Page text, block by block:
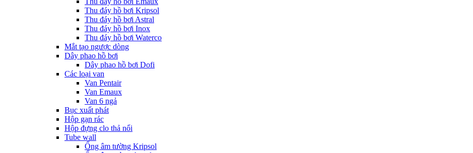
Thu đáy hồ bơi Kripsol
Thu đáy hồ bơi Astral
Thu đáy hồ bơi Inox
Thu đáy hồ bơi Waterco
Mắt tạo ngược dòng
Dây phao hồ bơi
Dây phao hồ bơi Dofi
Các loại van
Van Pentair
Van Emaux
Van 6 ngả
Bục xuất phát
Hộp gạn rác
Hộp đựng clo thả nổi
Tube wall
Ống âm tường Kripsol